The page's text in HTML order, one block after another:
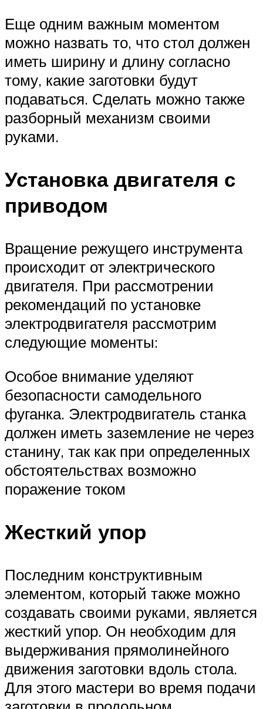
Еще одним важным моментом
можно назвать то, что стол должен
иметь ширину и длину согласно
тому, какие заготовки будут
подаваться. Сделать можно также
разборный механизм своими
руками.
Установка двигателя с
приводом
Вращение режущего инструмента
происходит от электрического
двигателя. При рассмотрении
рекомендаций по установке
электродвигателя рассмотрим
следующие моменты:
Особое внимание уделяют
безопасности самодельного
фуганка. Электродвигатель станка
должен иметь заземление не через
станину, так как при определенных
обстоятельствах возможно
поражение током
Жесткий упор
Последним конструктивным
элементом, который также можно
создавать своими руками, является
жесткий упор. Он необходим для
выдерживания прямолинейного
движения заготовки вдоль стола.
Для этого мастери во время подачи